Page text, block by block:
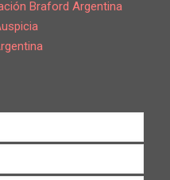
Braford Argentina